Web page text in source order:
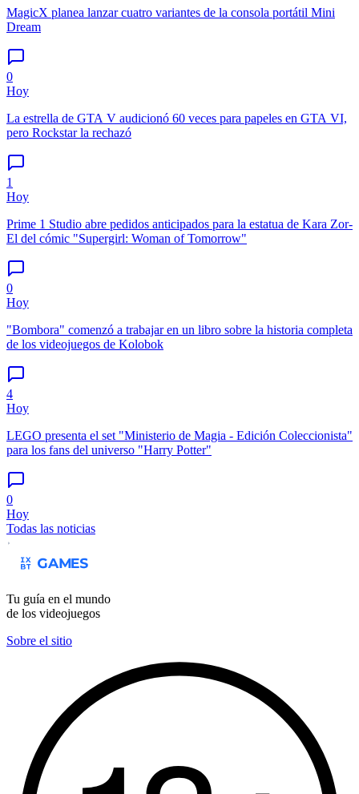
MagicX planea lanzar cuatro variantes de la consola portátil Mini
Dream
0
Hoy
La estrella de GTA V audicionó 60 veces para papeles en GTA VI,
pero Rockstar la rechazó
1
Hoy
Prime 1 Studio abre pedidos anticipados para la estatua de Kara Zor-
El del cómic "Supergirl: Woman of Tomorrow"
0
Hoy
"Bombora" comenzó a trabajar en un libro sobre la historia completa
de los videojuegos de Kolobok
4
Hoy
LEGO presenta el set "Ministerio de Magia - Edición Coleccionista"
para los fans del universo "Harry Potter"
0
Hoy
Todas las noticias
Tu guía en el mundo
de los videojuegos
Sobre el sitio